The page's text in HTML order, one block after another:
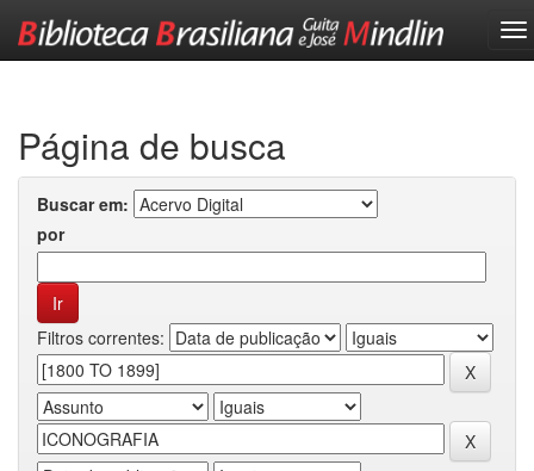
Página de busca
Buscar em:
por
Filtros correntes: